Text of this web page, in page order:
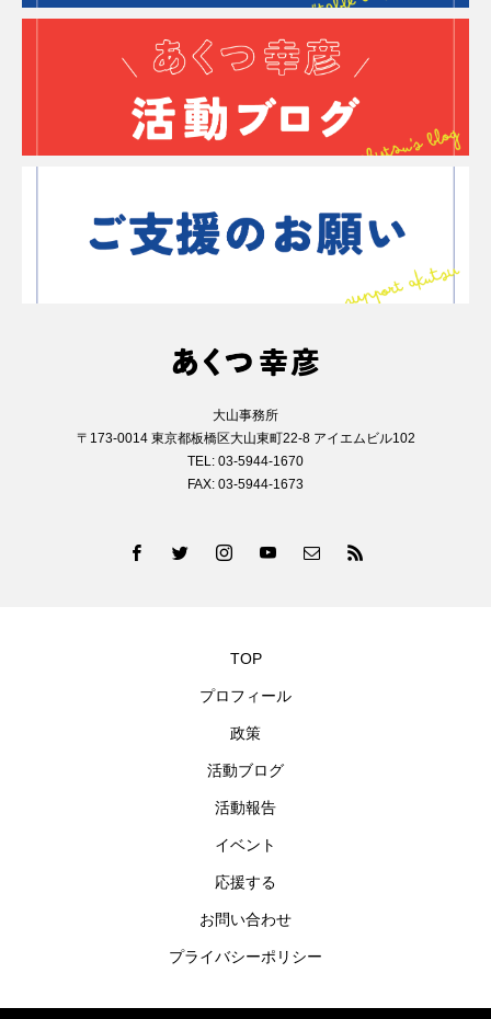
大山事務所
〒173-0014 東京都板橋区大山東町22-8 アイエムビル102
TEL: 03-5944-1670
FAX: 03-5944-1673
TOP
プロフィール
政策
活動ブログ
活動報告
イベント
応援する
お問い合わせ
プライバシーポリシー